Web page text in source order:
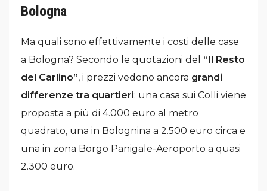
Bologna
Ma quali sono effettivamente i costi delle case
a Bologna? Secondo le quotazioni del “Il Resto
del Carlino”, i prezzi vedono ancora grandi
differenze tra quartieri: una casa sui Colli viene
proposta a più di 4.000 euro al metro
quadrato, una in Bolognina a 2.500 euro circa e
una in zona Borgo Panigale-Aeroporto a quasi
2.300 euro.